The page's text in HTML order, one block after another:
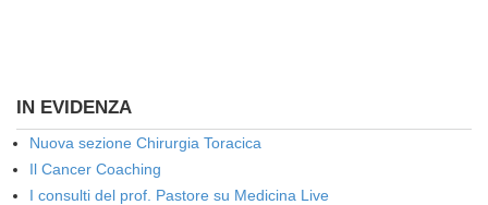
IN EVIDENZA
Nuova sezione Chirurgia Toracica
Il Cancer Coaching
I consulti del prof. Pastore su Medicina Live